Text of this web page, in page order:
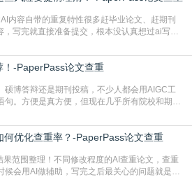
内容自带的重复特性很多赶毕业论文、赶期刊
写完就直接准备提交，根本没认真想过ai写论
练依赖海量公开的文本数据，生成内容本质是基
开始的原创创作。生成过程中，很容易复用已
已经公开
-PaperPass论文查重
硕博答辩还是期刊投稿，不少人都会用AIGC工
。方便是真方便，但现在几乎所有院校和期刊
在，这时候，找到靠谱的降AIGC检测率的网
：守护学术原创性的智能伙伴AIGC生成内
师弟改
何优化查重率？-PaperPass论文查重
范围整理！不同修改程度的AI查重论文，查重
会用AI做辅助，写完之后最关心的问题就是ai